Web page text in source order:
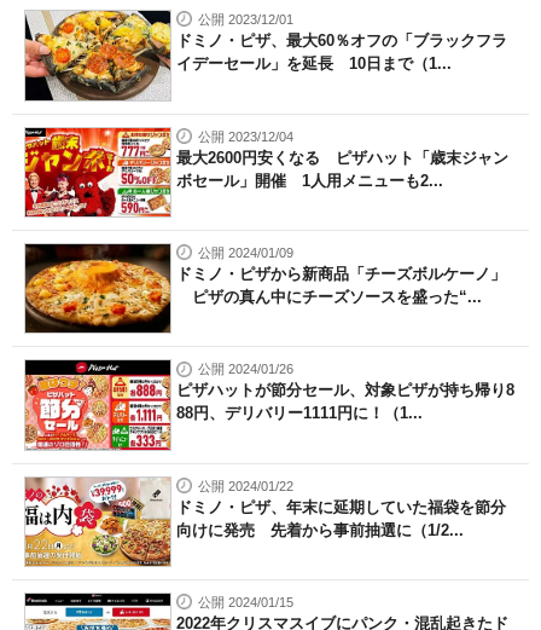
公開 2023/12/01
ドミノ・ピザ、最大60％オフの「ブラックフラ
イデーセール」を延長 10日まで（1...
公開 2023/12/04
最大2600円安くなる ピザハット「歳末ジャン
ボセール」開催 1人用メニューも2...
公開 2024/01/09
ドミノ・ピザから新商品「チーズボルケーノ」
ピザの真ん中にチーズソースを盛った“...
公開 2024/01/26
ピザハットが節分セール、対象ピザが持ち帰り8
88円、デリバリー1111円に！（1...
公開 2024/01/22
ドミノ・ピザ、年末に延期していた福袋を節分
向けに発売 先着から事前抽選に（1/2...
公開 2024/01/15
2022年クリスマスイブにパンク・混乱起きたド